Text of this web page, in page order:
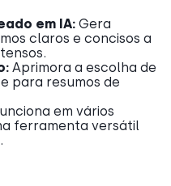
em IA: Gera
claros e concisos a
Aprimora a escolha de
para resumos de
em vários
ferramenta versátil